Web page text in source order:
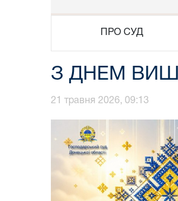
ПРО СУД
З ДНЕМ
21 травня 2026, 09:13